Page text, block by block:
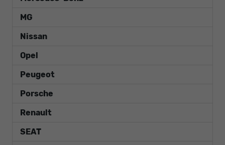
MG
Nissan
Opel
Peugeot
Porsche
Renault
SEAT